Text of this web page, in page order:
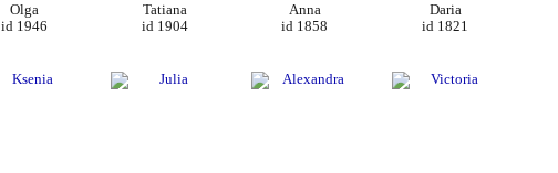
Olga
id 1946
Tatiana
id 1904
Anna
id 1858
Daria
id 1821